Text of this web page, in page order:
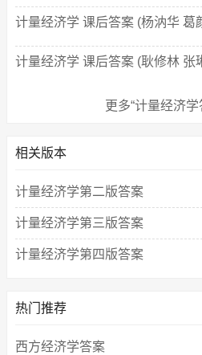
计量经济学 课后答案 (杨汭华 葛
计量经济学 课后答案 (耿修林 张
更多“计量经济
相关版本
计量经济学第二版答案
计量经济学第三版答案
计量经济学第四版答案
热门推荐
西方经济学答案